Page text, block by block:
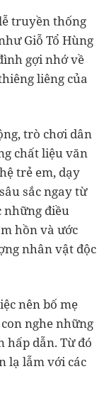
truyền thống
Giỗ Tổ Hùng
gợi nhớ về
liêng của
trò chơi dân
chất liệu văn
trẻ em, dạy
sắc ngay từ
những điều
hồn và ước
nhân vật độc
nên bố mẹ
nghe những
hấp dẫn. Từ đó
lạ lẫm với các